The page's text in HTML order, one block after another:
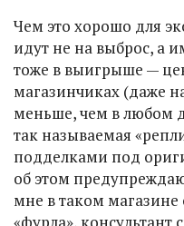
Чем это хорошо для
идут не на выброс, а
тоже в выигрыше —
магазинчиках (даже
меньше, чем в любом
так называемая
подделками под
об этом
мне в таком магазине
«фурла», консультант